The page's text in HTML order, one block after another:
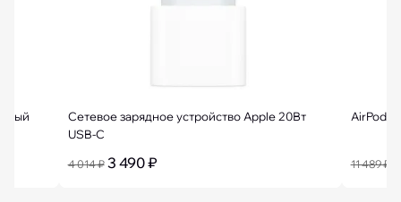
Сетевое зарядное устройство Apple 20Вт
USB-C
4 014 ₽ 3 490 ₽
AirPods
11 489 ₽